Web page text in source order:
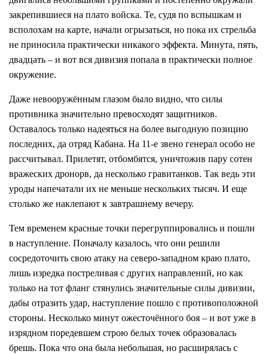
закрепившиеся на плато войска. Те, судя по вспышкам и
всполохам на карте, начали огрызаться, но пока их стрельба
не приносила практически никакого эффекта. Минута, пять,
двадцать – и вот вся дивизия попала в практически полное
окружение.
Даже невооружённым глазом было видно, что силы
противника значительно превосходят защитников.
Оставалось только надеяться на более выгодную позицию
последних, да отряд Кабана. На 11-е звено генерал особо не
рассчитывал. Прилетят, отбомбятся, уничтожив пару сотен
вражеских дронорв, да несколько гравитанков. Так ведь эти
уроды напечатали их не меньше нескольких тысяч. И еще
столько же наклепают к завтрашнему вечеру.
Тем временем красные точки перегруппировались и пошли
в наступление. Поначалу казалось, что они решили
сосредоточить свою атаку на северо-западном краю плато,
лишь изредка постреливая с других направлений, но как
только на тот фланг стянулись значительные силы дивизии,
дабы отразить удар, наступление пошло с противоположной
стороны. Несколько минут ожесточённого боя – и вот уже в
изрядном поредевшем строю белых точек образовалась
брешь. Пока что она была небольшая, но расширялась с